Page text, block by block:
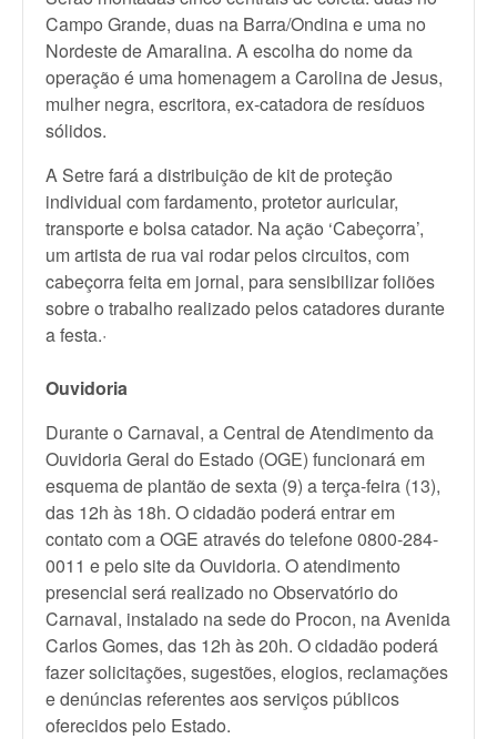
Campo Grande, duas na Barra/Ondina e uma no
Nordeste de Amaralina. A escolha do nome da
operação é uma homenagem a Carolina de Jesus,
mulher negra, escritora, ex-catadora de resíduos
sólidos.
A Setre fará a distribuição de kit de proteção
individual com fardamento, protetor auricular,
transporte e bolsa catador. Na ação ‘Cabeçorra’,
um artista de rua vai rodar pelos circuitos, com
cabeçorra feita em jornal, para sensibilizar foliões
sobre o trabalho realizado pelos catadores durante
a festa.·
Ouvidoria
Durante o Carnaval, a Central de Atendimento da
Ouvidoria Geral do Estado (OGE) funcionará em
esquema de plantão de sexta (9) a terça-feira (13),
das 12h às 18h. O cidadão poderá entrar em
contato com a OGE através do telefone 0800-284-
0011 e pelo site da Ouvidoria. O atendimento
presencial será realizado no Observatório do
Carnaval, instalado na sede do Procon, na Avenida
Carlos Gomes, das 12h às 20h. O cidadão poderá
fazer solicitações, sugestões, elogios, reclamações
e denúncias referentes aos serviços públicos
oferecidos pelo Estado.